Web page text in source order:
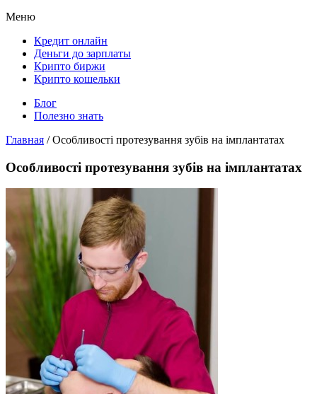
Меню
Кредит онлайн
Деньги до зарплаты
Крипто биржи
Крипто кошельки
Блог
Полезно знать
Главная / Особливості протезування зубів на імплантатах
Особливості протезування зубів на імплантатах